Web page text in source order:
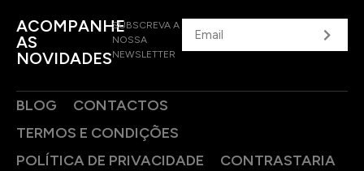
ACOMPANHE
AS
NOVIDADES
SUBSCREVA A
NOSSA
NEWSLETTER
BLOG
CONTACTOS
TERMOS E CONDIÇÕES
POLÍTICA DE PRIVACIDADE
CONTRASTARIA